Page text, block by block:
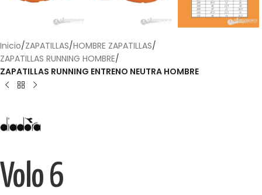
Inicio ZAPATILLAS HOMBRE ZAPATILLAS
ZAPATILLAS RUNNING HOMBRE
ZAPATILLAS RUNNING ENTRENO NEUTRA HOMBRE
Volo 6